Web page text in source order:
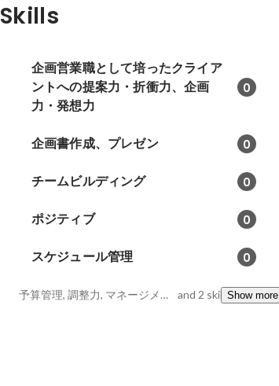
Skills
企画営業職として培ったクライア
ントへの提案力・折衝力、企画
力・発想力
0
企画書作成、プレゼン 0
チームビルディング 0
ポジティブ 0
スケジュール管理 0
予算管理, 調整力, マネージメント and 2 skillsShow more